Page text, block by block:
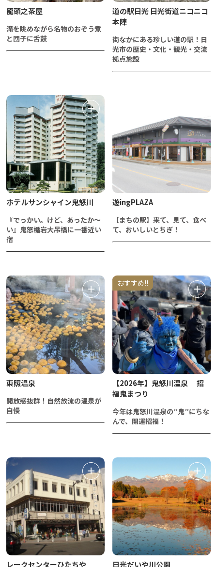
龍頭之茶屋
滝を眺めながら名物のおぞう煮
と団子に舌鼓
道の駅日光 日光街道ニコニコ
本陣
街なかにある珍しい道の駅！日
光市の歴史・文化・観光・交流
拠点施設
ホテルサンシャイン鬼怒川
『でっかい。けど、あったか～
い』鬼怒楯岩大吊橋に一番近い
宿
遊ingPLAZA
【まちの駅】来て、見て、食べ
て、おいしいとちぎ！
東照温泉
開放感抜群！自然放流の温泉が
自慢
おすすめ!!
【2026年】鬼怒川温泉 招
福鬼まつり
今年は鬼怒川温泉の”鬼”にちな
んで、開運招福！
レークセンターひたちや 日光だいや川公園